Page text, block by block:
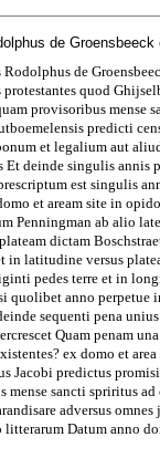
de Groensbeeck
de
quod
provisoribus mense
predicti
et legalium aut
Et deinde singulis annis
est singulis
et aream site in
Penningman ab alio
dictam
in latitudine versus
pedes terre et in
quolibet anno
sequenti pena
Quam penam
ex domo et
Jacobi predictus
mense sancti spriritus
adversus
Datum anno